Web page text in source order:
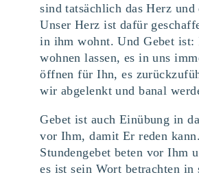
sind tatsächlich das Herz und
Unser Herz ist dafür
in ihm wohnt. Und Gebet ist:
wohnen lassen, es in uns
öffnen für Ihn, es
wir abgelenkt und banal
Gebet ist auch Einübung in
vor Ihm, damit Er reden
Stundengebet beten vor Ihm
es ist sein Wort betrachten in